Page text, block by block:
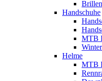
Brillen
Handschuhe
MTB
Helme
MTB